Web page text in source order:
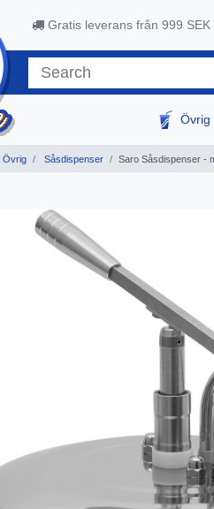
Gratis leverans från 999 SEK
Övrig
Övrig Såsdispenser Saro Såsdispenser -